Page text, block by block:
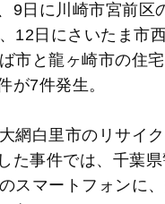
9日に川崎市宮前区
12日にさいたま市
市と龍ヶ崎市の住
が7件発生。
網白里市のリサイ
た事件では、千葉
スマートフォンに